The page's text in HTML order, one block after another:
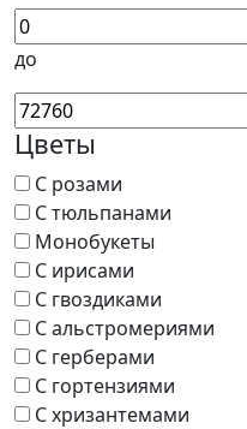
до
Цветы
С розами
С тюльпанами
Монобукеты
С ирисами
С гвоздиками
С альстромериями
С герберами
С гортензиями
С хризантемами